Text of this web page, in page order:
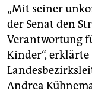
„Mit seiner
der Senat den
Verantwortung
Kinder“,
Andrea